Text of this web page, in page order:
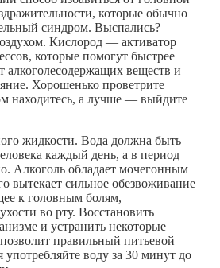
которые обычно
синдром. Выспались?
Кислород — активатор
которые помогут быстрее
алкоголесодержащих веществ и
Хорошенько проветрите
находитесь, а лучше — выйдите
жидкости. Вода должна быть
каждый день, а в период
Алкоголь обладает мочегонным
вытекает сильное обезвоживание
к головным болям,
во рту. Восстановить
и устранить некоторые
правильный питьевой
воду за 30 минут до